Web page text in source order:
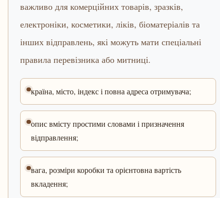
важливо для комерційних товарів, зразків,
електроніки, косметики, ліків, біоматеріалів та
інших відправлень, які можуть мати спеціальні
правила перевізника або митниці.
країна, місто, індекс і повна адреса отримувача;
опис вмісту простими словами і призначення
відправлення;
вага, розміри коробки та орієнтовна вартість
вкладення;